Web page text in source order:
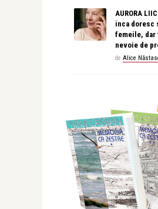
AURORA
inca doresc
femeile, dar
nevoie de
de Alice